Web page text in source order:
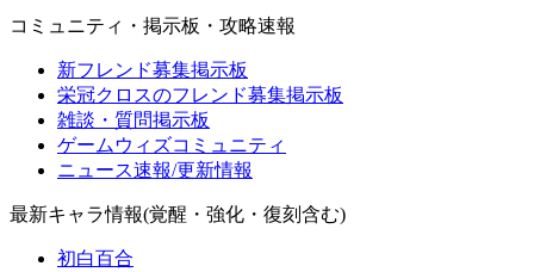
コミュニティ・掲示板・攻略速報
新フレンド募集掲示板
栄冠クロスのフレンド募集掲示板
雑談・質問掲示板
ゲームウィズコミュニティ
ニュース速報/更新情報
最新キャラ情報(覚醒・強化・復刻含む)
初白百合